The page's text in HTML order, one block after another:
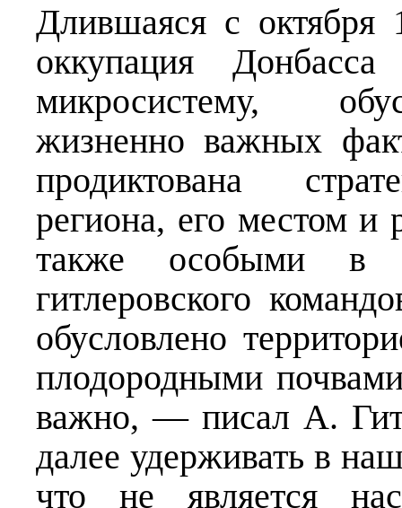
Длившаяся с октября
оккупация Донбасса
микросистему,
жизненно важных
продиктована
региона, его местом и
также особыми в
гитлеровского
обусловлено
плодородными
важно, — писал А.
далее удерживать в
что не является